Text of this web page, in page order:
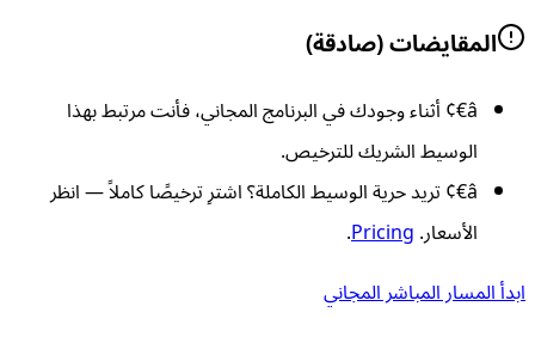
المقايضات (صادقة)
â€¢
أثناء وجودك في البرنامج المجاني، فأنت مرتبط بهذا
الوسيط الشريك للترخيص.
â€¢
تريد حرية الوسيط الكاملة؟ اشترِ ترخيصًا كاملاً — انظر
الأسعار.Pricing
.
ابدأ المسار المباشر المجاني